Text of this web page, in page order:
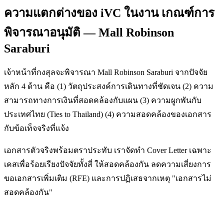
ความแตกต่างของ iVC ในงาน เกณฑ์การ
พิจารณาอนุมัติ — Mall Robinson
Saraburi
เจ้าหน้าที่กงสุลจะพิจารณา Mall Robinson Saraburi จากปัจจัย
หลัก 4 ด้าน คือ (1) วัตถุประสงค์การเดินทางที่ชัดเจน (2) ความ
สามารถทางการเงินที่สอดคล้องกับแผน (3) ความผูกพันกับ
ประเทศไทย (Ties to Thailand) (4) ความสอดคล้องของเอกสาร
กับข้อเท็จจริงที่แจ้ง
เอกสารตัวจริงพร้อมตราประทับ เราจัดทำ Cover Letter เฉพาะ
เคสเพื่อร้อยเรียงปัจจัยทั้งสี่ ให้สอดคล้องกัน ลดความเสี่ยงการ
ขอเอกสารเพิ่มเติม (RFE) และการปฏิเสธจากเหตุ "เอกสารไม่
สอดคล้องกัน"